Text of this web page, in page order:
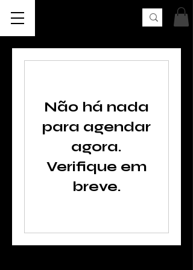
Não há nada
para agendar
agora.
Verifique em
breve.